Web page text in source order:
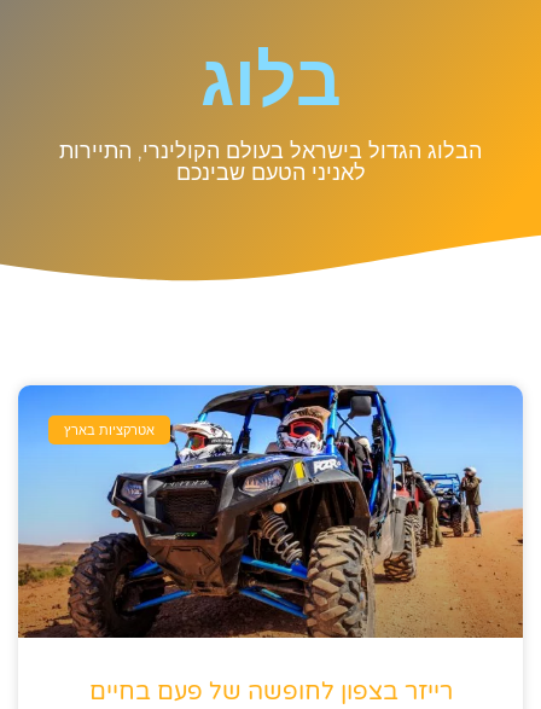
בלוג
הבלוג הגדול בישראל בעולם הקולינרי, התיירות
לאניני הטעם שבינכם
אטרקציות בארץ
רייזר בצפון לחופשה של פעם בחיים